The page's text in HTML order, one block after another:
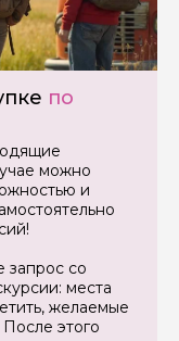
по
можно
и
запрос со
места
желаемые
этого
можете их